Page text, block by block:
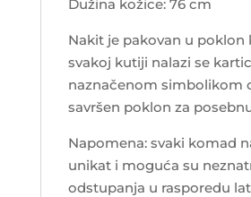
Dužina kožice: 76 cm
Nakit je pakovan u poklon
svakoj kutiji nalazi se
naznačenom simbolikom
savršen poklon za
Napomena: svaki komad
unikat i moguća su
odstupanja u rasporedu